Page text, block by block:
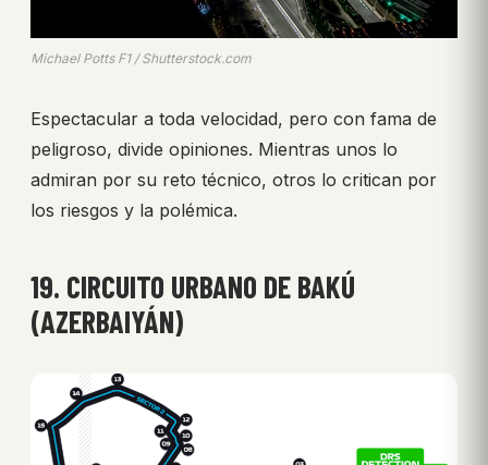
Michael Potts F1 / Shutterstock.com
Espectacular a toda velocidad, pero con fama de
peligroso, divide opiniones. Mientras unos lo
admiran por su reto técnico, otros lo critican por
los riesgos y la polémica.
19. CIRCUITO URBANO DE BAKÚ
(AZERBAIYÁN)